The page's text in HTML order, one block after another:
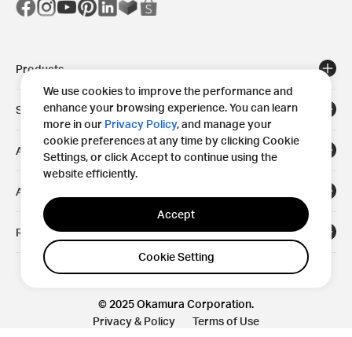
We use cookies to improve the performance and
enhance your browsing experience. You can learn
more in our Privacy Policy, and manage your
cookie preferences at any time by clicking Cookie
Settings, or click Accept to continue using the
website efficiently.
Cookie Setting
Accept
Products
Solutions
Areas
About
Resources
© 2025 Okamura Corporation.
Privacy & Policy
Terms of Use